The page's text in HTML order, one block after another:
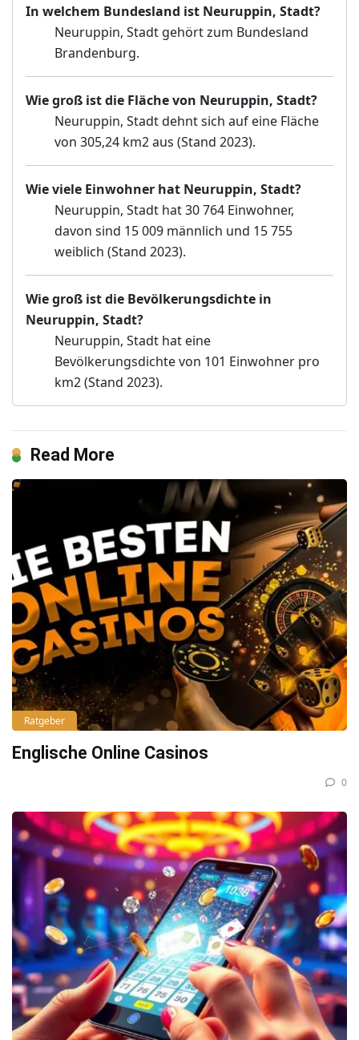
In welchem Bundesland ist Neuruppin, Stadt?
Neuruppin, Stadt gehört zum Bundesland
Brandenburg.
Wie groß ist die Fläche von Neuruppin, Stadt?
Neuruppin, Stadt dehnt sich auf eine Fläche
von 305,24 km2 aus (Stand 2023).
Wie viele Einwohner hat Neuruppin, Stadt?
Neuruppin, Stadt hat 30 764 Einwohner,
davon sind 15 009 männlich und 15 755
weiblich (Stand 2023).
Wie groß ist die Bevölkerungsdichte in
Neuruppin, Stadt?
Neuruppin, Stadt hat eine
Bevölkerungsdichte von 101 Einwohner pro
km2 (Stand 2023).
Read More
Ratgeber
Englische Online Casinos
0